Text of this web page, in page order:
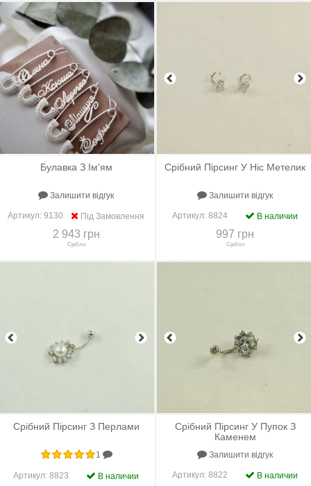
До порівняння + В закладки
Булавка З Ім'ям
Залишити відгук
Артикул:9130 Під Замовлення
2 943 грн
Срібло
Срібний Пірсинг У Ніс Метелик
Залишити відгук
Артикул: 8824 В наличии
997 грн
Срібло
Срібний Пірсинг З Перлами
1
Артикул: 8823 В наличии
Срібний Пірсинг У Пупок З
Каменем
Залишити відгук
Артикул: 8822 В наличии